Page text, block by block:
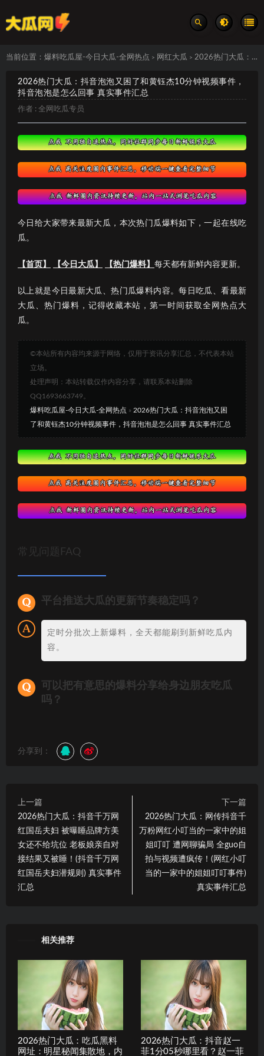
当前位置： 爆料吃瓜屋-今日大瓜-全网热点 > 网红大瓜 > 2026热门大瓜：抖音泡泡又困了和黄钰杰10分钟视频事件，抖音泡泡是怎么回事 真实事件汇总
2026热门大瓜：抖音泡泡又困了和黄钰杰10分钟视频事件，
抖音泡泡是怎么回事 真实事件汇总
作者 : 全网吃瓜专员
今日给大家带来最新大瓜，本次热门瓜爆料如下，一起在线吃
瓜。
【首页】 【今日大瓜】 【热门爆料】 每天都有新鲜内容更新。
以上就是今日最新大瓜、热门瓜爆料内容。每日吃瓜、看最新
大瓜、热门爆料，记得收藏本站，第一时间获取全网热点大
瓜。
©本站所有内容均来源于网络，仅用于资讯分享汇总，不代表本站
立场。
处理声明：本站转载仅作内容分享，请联系本站删除
QQ1693663749。
爆料吃瓜屋-今日大瓜-全网热点 » 2026热门大瓜：抖音泡泡又困
了和黄钰杰10分钟视频事件，抖音泡泡是怎么回事 真实事件汇总
常见问题FAQ
平台推送大瓜的更新节奏稳定吗？
定时分批次上新爆料，全天都能刷到新鲜吃瓜内
容。
可以把有意思的爆料分享给身边朋友吃瓜
吗？
分享到：
上一篇
2026热门大瓜：抖音千万网
红国岳夫妇 被曝睡品牌方美
女还不给坑位 老板娘亲自对
接结果又被睡！(抖音千万网
红国岳夫妇潜规则) 真实事件
汇总
下一篇
2026热门大瓜：网传抖音千
万粉网红小叮当的一家中的姐
姐叮叮 遭网聊骗局 全guo自
拍与视频遭疯传！(网红小叮
当的一家中的姐姐叮叮事件)
真实事件汇总
相关推荐
2026热门大瓜：吃瓜黑料
网址：明星秘闻集散地，内
2026热门大瓜：抖音赵一
菲1分05秒哪里看？赵一菲